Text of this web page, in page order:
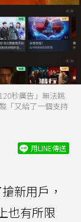
秒廣告」無法跳
「又給了一個支持
用LINE傳送
新用戶，
也有所限